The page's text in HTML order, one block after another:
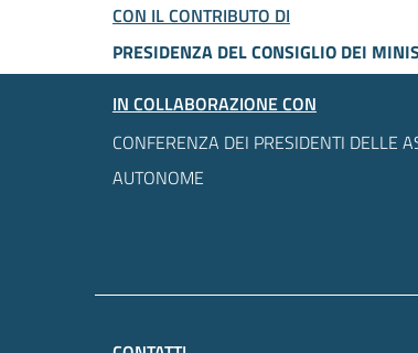
CON IL CONTRIBUTO DI
PRESIDENZA DEL CONSIGLIO DEI
IN COLLABORAZIONE CON
CONFERENZA DEI PRESIDENTI DELLE
AUTONOME